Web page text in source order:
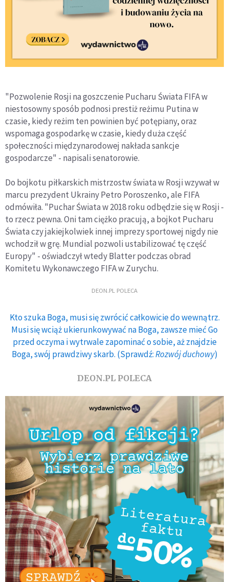
"Pozwolenie Rosji na goszczenie Pucharu Świata FIFA w
niestosowny sposób podnosi prestiż reżimu Putina w
czasie, kiedy reżim ten powinien być potępiany, oraz
wspomaga gospodarkę w czasie, kiedy duża część
społeczności międzynarodowej nakłada sankcje
gospodarcze" - napisali senatorowie.
Do bojkotu piłkarskich mistrzostw świata w Rosji wzywał w
marcu prezydent Ukrainy Petro Poroszenko, ale FIFA
odmówiła. "Puchar Świata w 2018 roku odbędzie się w Rosji -
to rzecz pewna. Oni tam ciężko pracują, a bojkot Pucharu
Świata czy jakiejkolwiek innej imprezy sportowej nigdy nie
wchodził w grę. Mundial pozwoli ustabilizować tę część
Europy" - oświadczył wtedy Blatter podczas obrad
Komitetu Wykonawczego FIFA w Zurychu.
DEON.PL POLECA
Kto szuka Boga, musi się zwrócić całkowicie do wewnątrz.
Musi się wciąż ukierunkowywać na Boga, zawsze mieć Go
przed oczyma i wytrwale zapominać o sobie, aż znajdzie
Boga, swój prawdziwy skarb. (Sprawdź:Rozwój duchowy)
DEON.PL POLECA